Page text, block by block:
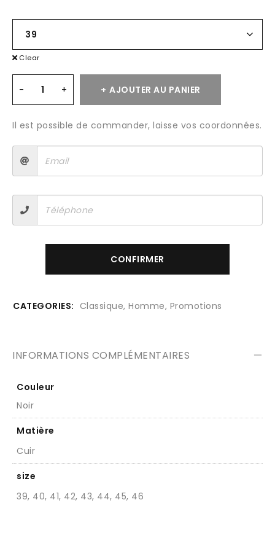
Clear
AJOUTER AU PANIER
Il est possible de commander, laisse vos coordonnées.
CONFIRMER
CATEGORIES: Classique, Homme, Promotions
INFORMATIONS COMPLÉMENTAIRES
Couleur
Noir
Matière
Cuir
size
39, 40, 41, 42, 43, 44, 45, 46